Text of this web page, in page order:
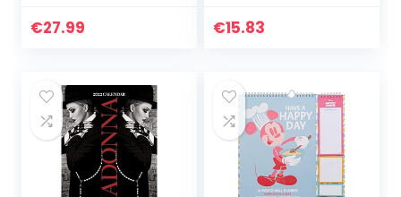
A4-pagina ruimte
€27.99 €15.83